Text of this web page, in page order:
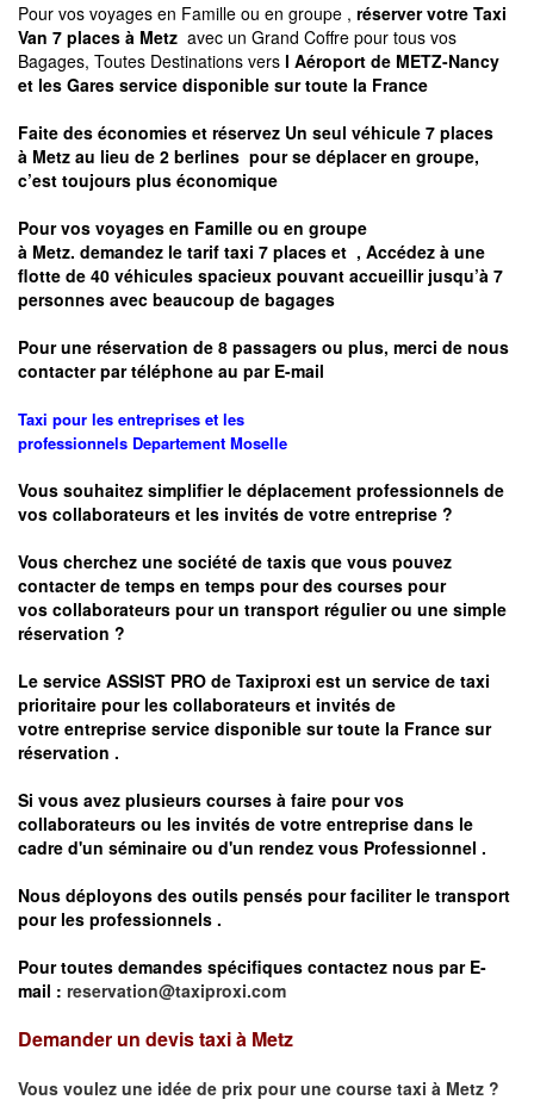
Pour vos voyages en Famille ou en groupe , réserver votre Taxi
Van 7 places à Metz avec un Grand Coffre pour tous vos
Bagages, Toutes Destinations vers l Aéroport de METZ-Nancy
et les Gares service disponible sur toute la France
Faite des économies et réservez Un seul véhicule 7 places
à Metz au lieu de 2 berlines pour se déplacer en groupe,
c’est toujours plus économique
Pour vos voyages en Famille ou en groupe
à Metz. demandez le tarif taxi 7 places et , Accédez à une
flotte de 40 véhicules spacieux pouvant accueillir jusqu’à 7
personnes avec beaucoup de bagages
Pour une réservation de 8 passagers ou plus, merci de nous
contacter par téléphone au par E-mail
Taxi pour les entreprises et les
professionnels Departement Moselle
Vous souhaitez simplifier le déplacement professionnels de
vos collaborateurs et les invités de votre entreprise ?
Vous cherchez une société de taxis que vous pouvez
contacter de temps en temps pour des courses pour
vos collaborateurs pour un transport régulierou une simple
réservation ?
Le service ASSIST PRO de Taxiproxi est un service de taxi
prioritaire pour les collaborateurs et invités de
votre entreprise service disponible sur toute la France sur
réservation .
Si vous avez plusieurs courses à faire pour vos
collaborateurs ou les invités de votre entreprise dans le
cadre d'un séminaire ou d'un rendez vous Professionnel .
Nous déployons des outils pensés pour faciliter le transport
pour les professionnels .
Pour toutes demandes spécifiques contactez nous par E-
mail : reservation@taxiproxi.com
Demander un devis taxi à Metz
Vous voulez une idée de prix pour une course taxi à Metz ?